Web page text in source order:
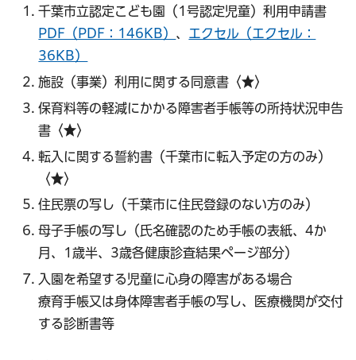
千葉市立認定こども園（1号認定児童）利用申請書
PDF（PDF：146KB） 、
エクセル（エクセル：
36KB）
施設（事業）利用に関する同意書〈★〉
保育料等の軽減にかかる障害者手帳等の所持状況申告
書〈★〉
転入に関する誓約書（千葉市に転入予定の方のみ）
〈★〉
住民票の写し（千葉市に住民登録のない方のみ）
母子手帳の写し（氏名確認のため手帳の表紙、4か
月、1歳半、3歳各健康診査結果ページ部分）
入園を希望する児童に心身の障害がある場合
療育手帳又は身体障害者手帳の写し、医療機関が交付
する診断書等